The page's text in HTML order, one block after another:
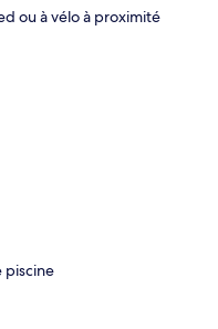
ou à vélo à proximité
piscine